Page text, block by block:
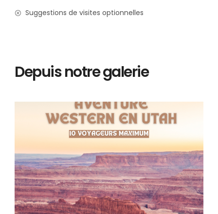
Suggestions de visites optionnelles
Depuis notre galerie